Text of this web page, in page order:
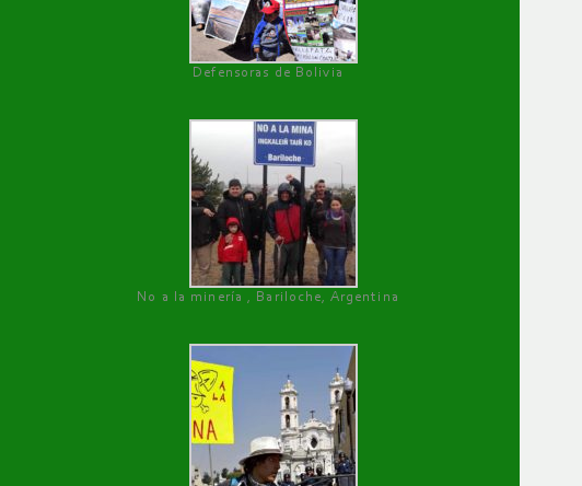
Defensoras de Bolivia
No a la minería , Bariloche, Argentina